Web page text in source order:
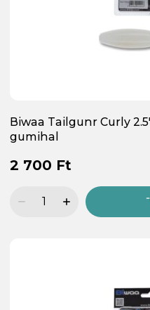
Biwaa Tailgunr Curly
gumihal
2 700 Ft